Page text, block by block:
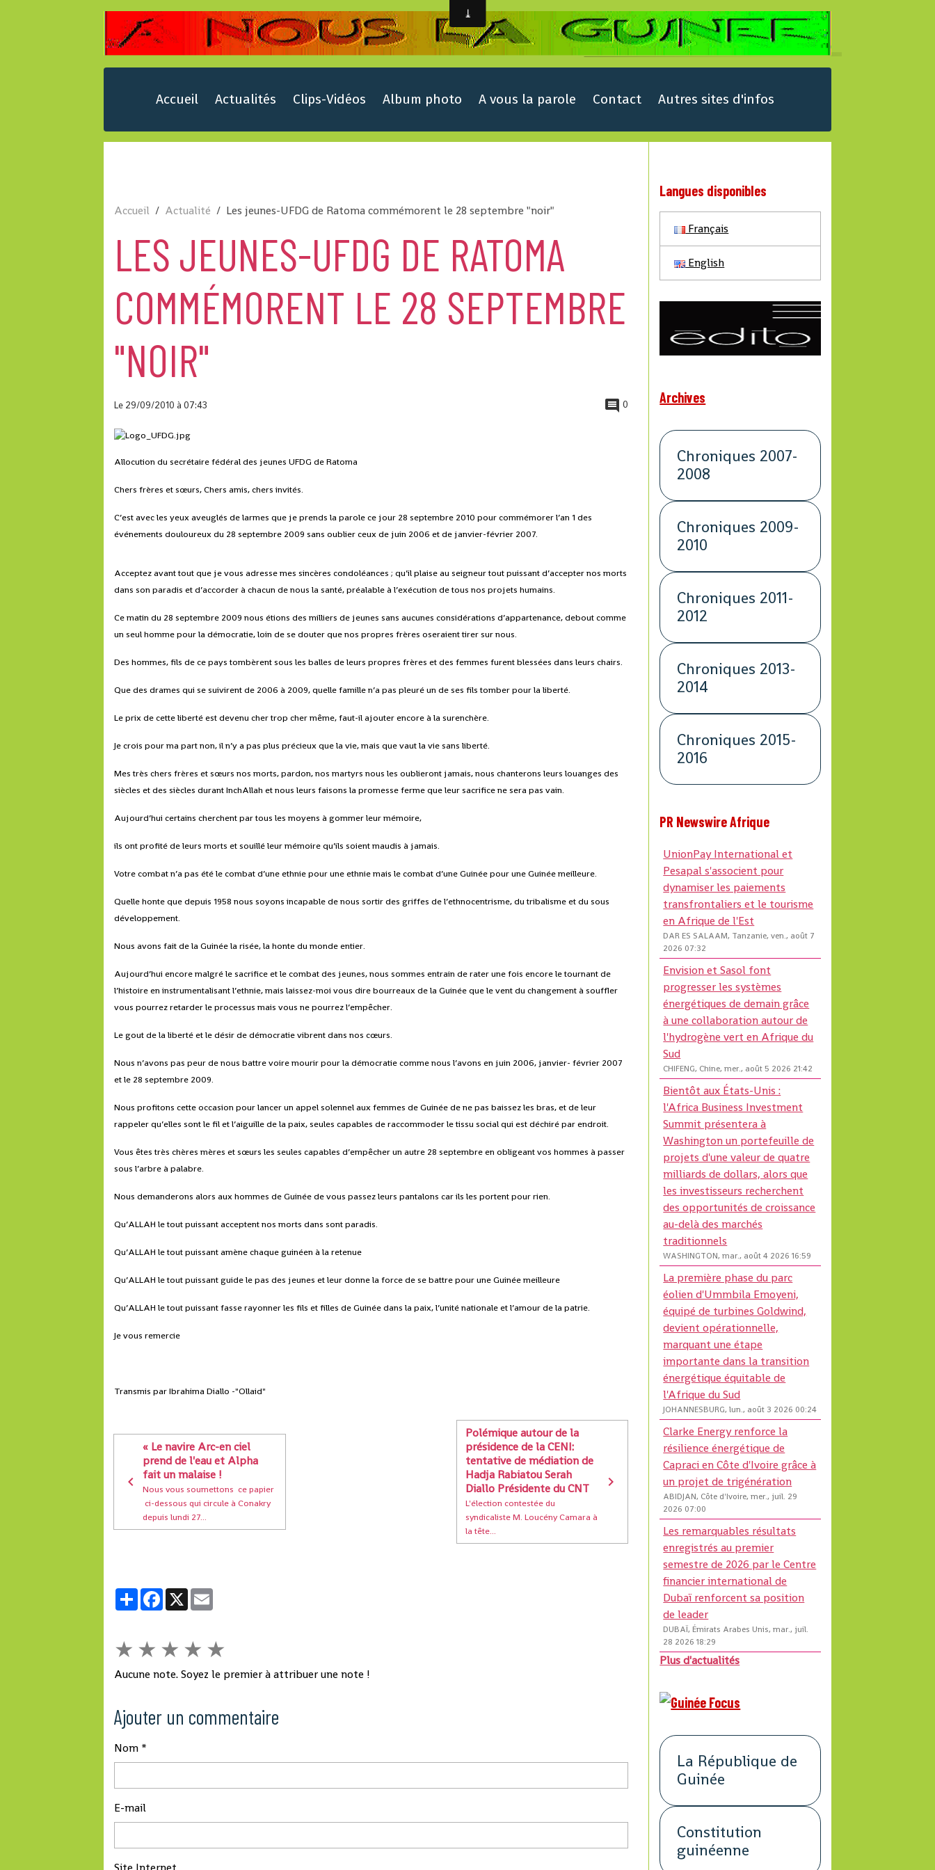
Accueil Actualités Clips-Vidéos Album photo A vous la parole Contact Autres sites d'infos
Accueil Actualité Les jeunes-UFDG de Ratoma commémorent le 28 septembre "noir"
LES JEUNES-UFDG DE RATOMA
COMMÉMORENT LE 28 SEPTEMBRE
"NOIR"
Le 29/09/2010à 07:43 0
Allocution du secrétaire fédéral des jeunes UFDG de Ratoma
Chers frères et sœurs, Chers amis, chers invités.
C’est avec les yeux aveuglés de larmes que je prends la parole ce jour 28 septembre 2010 pour commémorer l’an 1 des
événements douloureux du 28 septembre 2009 sans oublier ceux de juin 2006 et de janvier-février 2007.
Acceptez avant tout que je vous adresse mes sincères condoléances ; qu’il plaise au seigneur tout puissant d’accepter nos morts
dans son paradis et d’accorder à chacun de nous la santé, préalable à l’exécution de tous nos projets humains.
Ce matin du 28 septembre 2009 nous étions des milliers de jeunes sans aucunes considérations d’appartenance, debout comme
un seul homme pour la démocratie, loin de se douter que nos propres frères oseraient tirer sur nous.
Des hommes, fils de ce pays tombèrent sous les balles de leurs propres frères et des femmes furent blessées dans leurs chairs.
Que des drames qui se suivirent de 2006 à 2009, quelle famille n’a pas pleuré un de ses fils tomber pour la liberté.
Le prix de cette liberté est devenu cher trop cher même, faut-il ajouter encore à la surenchère.
Je crois pour ma part non, il n’y a pas plus précieux que la vie, mais que vaut la vie sans liberté.
Mes très chers frères et sœurs nos morts, pardon, nos martyrs nous les oublieront jamais, nous chanterons leurs louanges des
siècles et des siècles durant InchAllah et nous leurs faisons la promesse ferme que leur sacrifice ne sera pas vain.
Aujourd’hui certains cherchent par tous les moyens à gommer leur mémoire,
ils ont profité de leurs morts et souillé leur mémoire qu’ils soient maudis à jamais.
Votre combat n’a pas été le combat d’une ethnie pour une ethnie mais le combat d’une Guinée pour une Guinée meilleure.
Quelle honte que depuis 1958 nous soyons incapable de nous sortir des griffes de l’ethnocentrisme, du tribalisme et du sous
développement.
Nous avons fait de la Guinée la risée, la honte du monde entier.
Aujourd’hui encore malgré le sacrifice et le combat des jeunes, nous sommes entrain de rater une fois encore le tournant de
l’histoire en instrumentalisant l’ethnie, mais laissez-moi vous dire bourreaux de la Guinée que le vent du changement à souffler
vous pourrez retarder le processus mais vous ne pourrez l’empêcher.
Le gout de la liberté et le désir de démocratie vibrent dans nos cœurs.
Nous n’avons pas peur de nous battre voire mourir pour la démocratie comme nous l’avons en juin 2006, janvier- février 2007
et le 28 septembre 2009.
Nous profitons cette occasion pour lancer un appel solennel aux femmes de Guinée de ne pas baissez les bras, et de leur
rappeler qu’elles sont le fil et l’aiguille de la paix, seules capables de raccommoder le tissu social qui est déchiré par endroit.
Vous êtes très chères mères et sœurs les seules capables d’empêcher un autre 28 septembre en obligeant vos hommes à passer
sous l’arbre à palabre.
Nous demanderons alors aux hommes de Guinée de vous passez leurs pantalons car ils les portent pour rien.
Qu’ALLAH le tout puissant acceptent nos morts dans sont paradis.
Qu’ALLAH le tout puissant amène chaque guinéen à la retenue
Qu’ALLAH le tout puissant guide le pas des jeunes et leur donne la force de se battre pour une Guinée meilleure
Qu’ALLAH le tout puissant fasse rayonner les fils et filles de Guinée dans la paix, l’unité nationale et l’amour de la patrie.
Je vous remercie
Transmis par Ibrahima Diallo -"Ollaid"
« Le navire Arc-en ciel
prend de l'eau et Alpha
fait un malaise !
Nous vous soumettons ce papier
ci-dessous qui circule à Conakry
depuis lundi 27...
Polémique autour de la
présidence de la CENI:
tentative de médiation de
Hadja Rabiatou Serah
Diallo Présidente du CNT
L'élection contestée du
syndicaliste M. Loucény Camara à
la tête...
PartagerFacebook
X
★ ★ ★ ★ ★
Aucune note. Soyez le premier à attribuer une note !
Ajouter un commentaire
Nom
E-mail
Langues disponibles
Français
English
Archives
Chroniques 2007-
2008
Chroniques 2009-
2010
Chroniques 2011-
2012
Chroniques 2013-
2014
Chroniques 2015-
2016
PR Newswire Afrique
UnionPay International et
Pesapal s'associent pour
dynamiser les paiements
transfrontaliers et le tourisme
en Afrique de l'Est
DAR ES SALAAM, Tanzanie, ven., août 7
2026 07:32
Envision et Sasol font
progresser les systèmes
énergétiques de demain grâce
à une collaboration autour de
l'hydrogène vert en Afrique du
Sud
CHIFENG, Chine, mer., août 5 2026 21:42
Bientôt aux États-Unis :
l'Africa Business Investment
Summit présentera à
Washington un portefeuille de
projets d'une valeur de quatre
milliards de dollars, alors que
les investisseurs recherchent
des opportunités de croissance
au-delà des marchés
traditionnels
WASHINGTON, mar., août 4 2026 16:59
La première phase du parc
éolien d'Ummbila Emoyeni,
équipé de turbines Goldwind,
devient opérationnelle,
marquant une étape
importante dans la transition
énergétique équitable de
l'Afrique du Sud
JOHANNESBURG, lun., août 3 2026 00:24
Clarke Energy renforce la
résilience énergétique de
Capraci en Côte d'Ivoire grâce à
un projet de trigénération
ABIDJAN, Côte d'Ivoire, mer., juil. 29
2026 07:00
Les remarquables résultats
enregistrés au premier
semestre de 2026 par le Centre
financier international de
Dubaï renforcent sa position
de leader
DUBAÏ, Émirats Arabes Unis, mar., juil.
28 2026 18:29
Plus d'actualités
La République de
Guinée
Constitution
guinéenne